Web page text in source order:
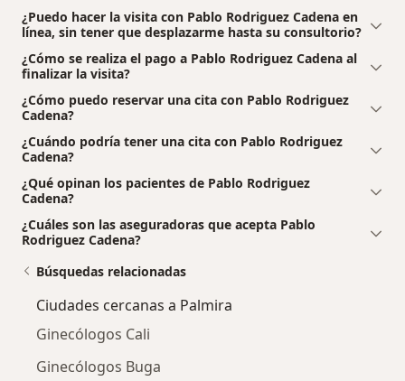
¿Puedo hacer la visita con Pablo Rodriguez Cadena en
línea, sin tener que desplazarme hasta su consultorio?
¿Cómo se realiza el pago a Pablo Rodriguez Cadena al
finalizar la visita?
¿Cómo puedo reservar una cita con Pablo Rodriguez
Cadena?
¿Cuándo podría tener una cita con Pablo Rodriguez
Cadena?
¿Qué opinan los pacientes de Pablo Rodriguez
Cadena?
¿Cuáles son las aseguradoras que acepta Pablo
Rodriguez Cadena?
Búsquedas relacionadas
Ciudades cercanas a Palmira
Ginecólogos Cali
Ginecólogos Buga